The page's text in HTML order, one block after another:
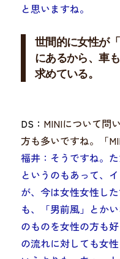
と思いますね。
世間的に女性が
にあるから、車
求めている。
DS： MINIについて問
方も多いですね。「
福井： そうですね。
というのもあって、
が、今は女性女性し
も、「男前風」とか
のものを女性の方も
の流れに対しても女